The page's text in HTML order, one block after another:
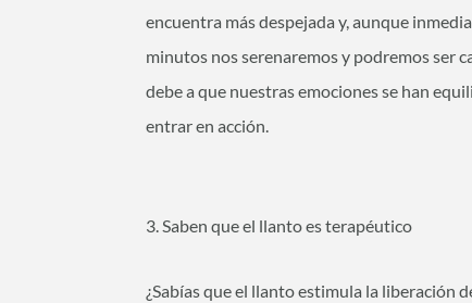
encuentra más despejada y, aunque
minutos nos serenaremos y podremos ser
debe a que nuestras emociones se han
entrar en acción.
3. Saben que el llanto es terapéutico
¿Sabías que el llanto estimula la liberación